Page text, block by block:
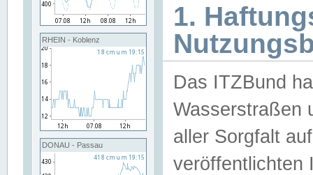
RHEIN - Koblenz
DONAU - Passau
1.
Das ITZBund
Wasserstraßen
aller Sorgfalt
veröffentlichten